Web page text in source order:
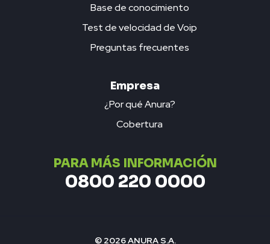
Base de conocimiento
Test de velocidad de Voip
Preguntas frecuentes
Empresa
¿Por qué Anura?
Cobertura
PARA MÁS INFORMACIÓN
0800 220 0000
© 2026 ANURA S.A.